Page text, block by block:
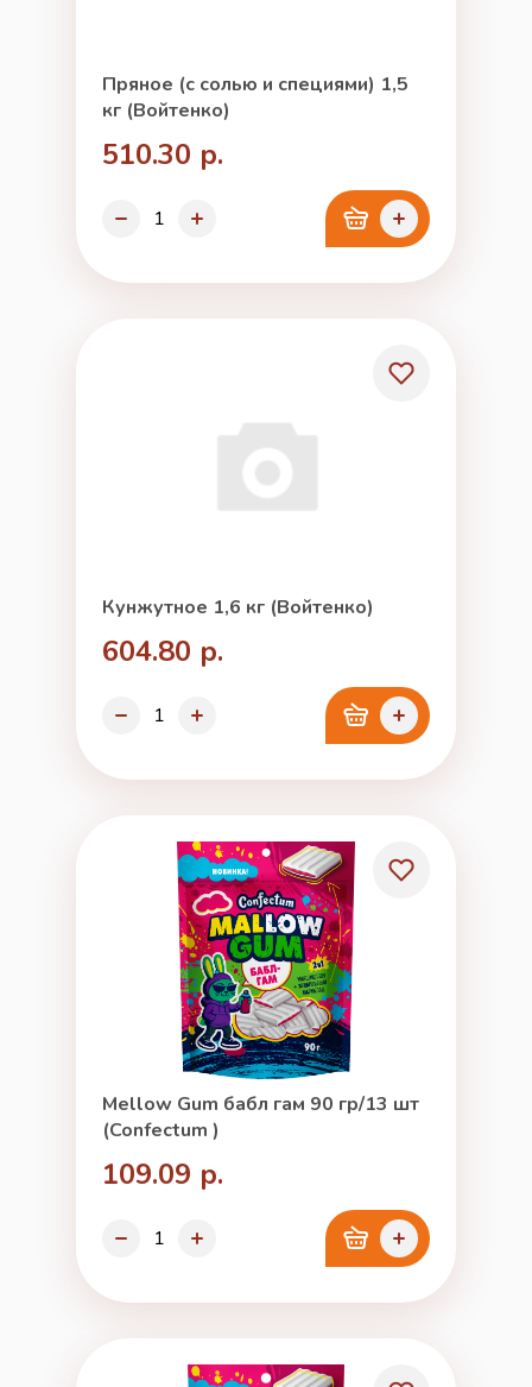
Пряное (с солью и специями) 1,5
кг (Войтенко)
510.30 р.
Кунжутное 1,6 кг (Войтенко)
604.80 р.
Mellow Gum бабл гам 90 гр/13 шт
(Confectum )
109.09 р.